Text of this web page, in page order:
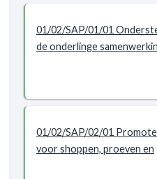
01/02/SAP/01/01
de onderlinge samenwerkin
01/02/SAP/02/01
voor shoppen, proeven en